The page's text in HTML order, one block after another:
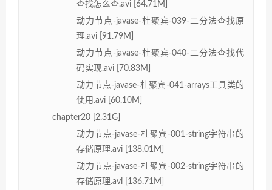
查找怎么查.avi [64.71M]
动力节点-javase-杜聚宾-039-二分法查找原
理.avi [91.79M]
动力节点-javase-杜聚宾-040-二分法查找代
码实现.avi [70.83M]
动力节点-javase-杜聚宾-041-arrays工具类的
使用.avi [60.10M]
chapter20 [2.31G]
动力节点-javase-杜聚宾-001-string字符串的
存储原理.avi [138.01M]
动力节点-javase-杜聚宾-002-string字符串的
存储原理.avi [136.71M]